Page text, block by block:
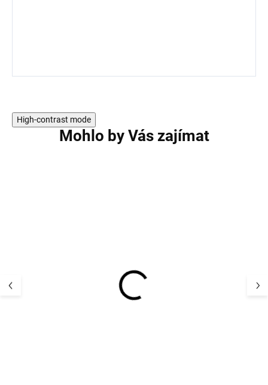
High-contrast mode
Mohlo by Vás zajímat